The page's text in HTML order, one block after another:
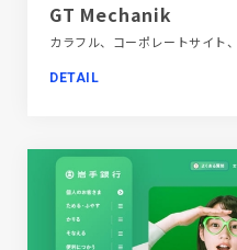
GT Mechanik
DETAIL